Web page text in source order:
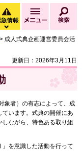
緊急情報
緊急情報を開く
メニュー
> 成人式典企画運営委員会活
更新日：2026年3月11日
象者）の有志によって、成
います。式典の開催にあ
ながら、特色ある取り組
を意識した活動を行って